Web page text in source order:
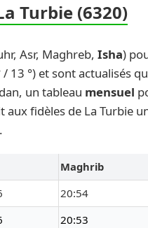
Turbie (6320)
Asr, Maghreb, Isha)
13 °) et sont actualisés
un tableau mensuel
fidèles de La Turbie
Maghrib
20:54
20:53